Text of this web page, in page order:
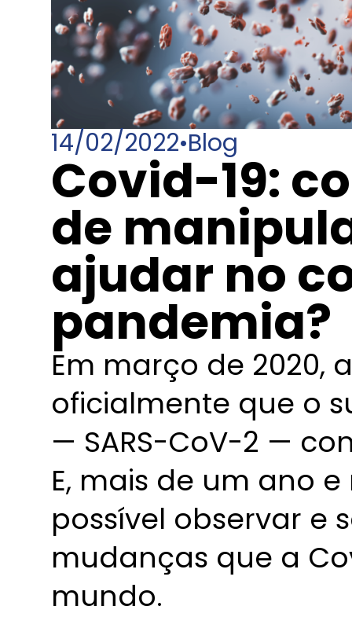
14/02/2022•Blog
Covid-19:
de
ajudar no
pandemia?
Em março de 2020,
oficialmente que o
— SARS-CoV-2 —
E, mais de um ano
possível observar e
mudanças que a
mundo.